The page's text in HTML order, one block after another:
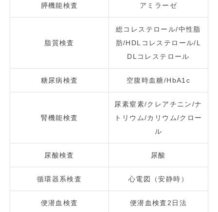
膵機能検査 アミラーゼ
脂質検査
総コレステロール/中性脂
肪/HDLコレステロール/L
DLコレステロール
糖尿病検査 空腹時血糖/HbA1c
腎機能検査
尿素窒素/クレアチニン/ナ
トリウム/カリウム/クロー
ル
尿酸検査 尿酸
循環器系検査 心電図（安静時）
便潜血検査 便潜血検査2日法